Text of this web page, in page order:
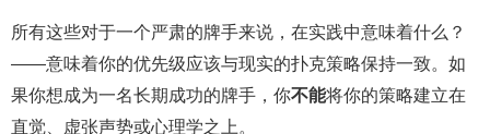
所有这些对于一个严肃的牌手来说，在实践中意味着什么？
——意味着你的优先级应该与现实的扑克策略保持一致。如
果你想成为一名长期成功的牌手，你不能将你的策略建立在
直觉、虚张声势或心理学之上。